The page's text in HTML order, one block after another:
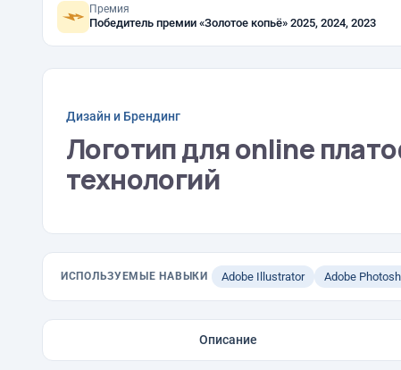
Премия
Победитель премии «Золотое копьё» 2025, 2024, 2023
Дизайн и Брендинг
Логотип для online
технологий
ИСПОЛЬЗУЕМЫЕ НАВЫКИ Adobe Illustrator Adobe
Описание